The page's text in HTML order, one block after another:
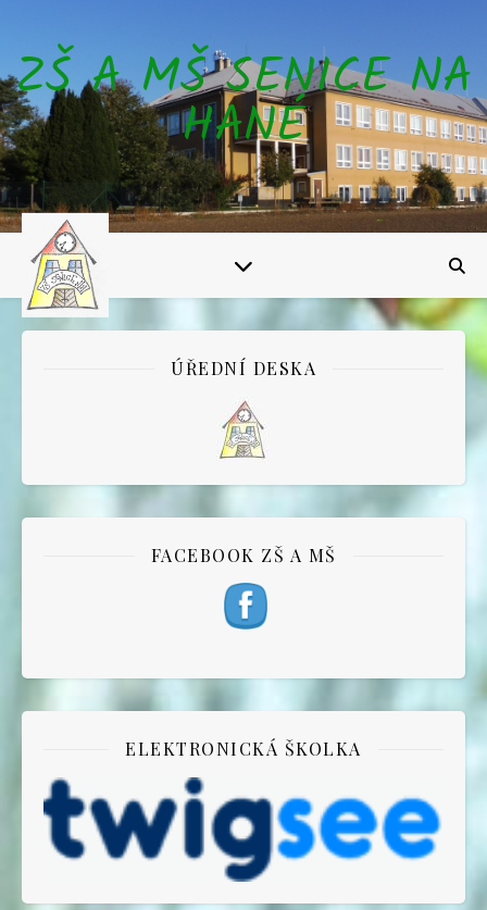
ZŠ A MŠ SENICE NA
HANÉ
ÚŘEDNÍ DESKA
FACEBOOK ZŠ A MŠ
ELEKTRONICKÁ ŠKOLKA